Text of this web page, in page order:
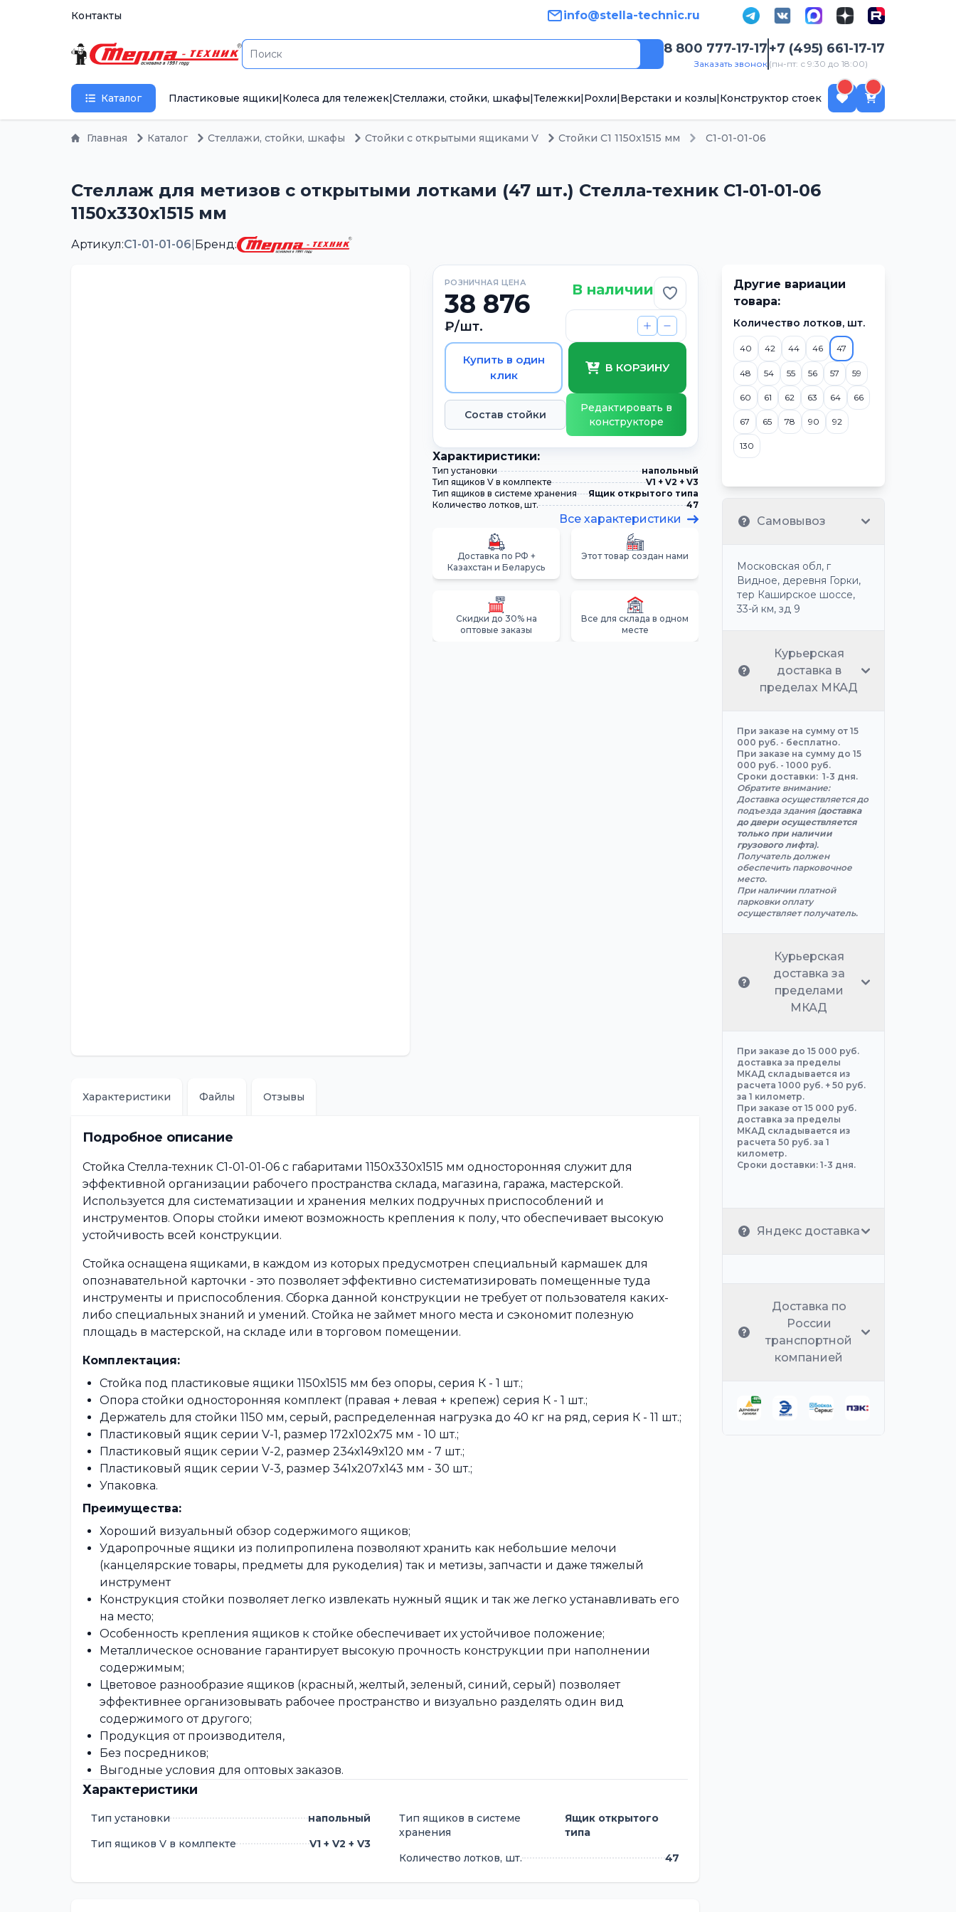
Контакты info@stella-technic.ru
8 800 777-17-17
Заказать звонок
+7 (495) 661-17-17
(пн-пт: с 9:30 до 18:00)
Каталог Пластиковые ящики|Колеса для тележек|Стеллажи, стойки, шкафы|Тележки|Рохли|Верстаки и козлы|Конструктор стоек
Главная Каталог Стеллажи, стойки, шкафы Стойки с открытыми ящиками V Стойки С1 1150х1515 мм С1-01-01-06
Стеллаж для метизов с открытыми лотками (47 шт.) Стелла-техник С1-01-01-06
1150х330х1515 мм
Артикул:С1-01-01-06 Бренд:
РОЗНИЧНАЯ ЦЕНА
38 876
₽/шт.
В наличии Добавить в избранное
Купить в один
клик
В КОРЗИНУ
Состав стойки
Редактировать в
конструкторе
Xарактиристики:
Тип установки
напольный
Тип ящиков V в комлпекте
V1 + V2 + V3
Тип ящиков в системе хранения
Ящик открытого типа
Количество лотков, шт.
47
Все характеристики
Доставка по РФ +
Казахстан и Беларусь
Этот товар создан нами
Скидки до 30% на
оптовые заказы
Все для склада в одном
месте
Характеристики Файлы Отзывы
Подробное описание
Стойка Стелла-техник С1-01-01-06 с габаритами 1150х330х1515 мм односторонняя служит для
эффективной организации рабочего пространства склада, магазина, гаража, мастерской.
Используется для систематизации и хранения мелких подручных приспособлений и
инструментов. Опоры стойки имеют возможность крепления к полу, что обеспечивает высокую
устойчивость всей конструкции.
Стойка оснащена ящиками, в каждом из которых предусмотрен специальный кармашек для
опознавательной карточки - это позволяет эффективно систематизировать помещенные туда
инструменты и приспособления. Сборка данной конструкции не требует от пользователя каких-
либо специальных знаний и умений. Стойка не займет много места и сэкономит полезную
площадь в мастерской, на складе или в торговом помещении.
Комплектация:
Стойка под пластиковые ящики 1150х1515 мм без опоры, серия К - 1 шт.;
Опора стойки односторонняя комплект (правая + левая + крепеж) серия К - 1 шт.;
Держатель для стойки 1150 мм, серый, распределенная нагрузка до 40 кг на ряд, серия К - 11 шт.;
Пластиковый ящик серии V-1, размер 172х102х75 мм - 10 шт.;
Пластиковый ящик серии V-2, размер 234х149х120 мм - 7 шт.;
Пластиковый ящик серии V-3, размер 341х207х143 мм - 30 шт.;
Упаковка.
Преимущества:
Хороший визуальный обзор содержимого ящиков;
Ударопрочные ящики из полипропилена позволяют хранить как небольшие мелочи
(канцелярские товары, предметы для рукоделия) так и метизы, запчасти и даже тяжелый
инструмент
Конструкция стойки позволяет легко извлекать нужный ящик и так же легко устанавливать его
на место;
Особенность крепления ящиков к стойке обеспечивает их устойчивое положение;
Металлическое основание гарантирует высокую прочность конструкции при наполнении
содержимым;
Цветовое разнообразие ящиков (красный, желтый, зеленый, синий, серый) позволяет
эффективнее организовывать рабочее пространство и визуально разделять один вид
содержимого от другого;
Продукция от производителя,
Без посредников;
Выгодные условия для оптовых заказов.
Характеристики
Тип установки
напольный
Тип ящиков V в комлпекте
V1 + V2 + V3
Тип ящиков в системе
хранения
Ящик открытого
типа
Количество лотков, шт.
47
Другие вариации
товара:
Количество лотков, шт.
40 42 44 46 47
48 54 55 56 57 59
60 61 62 63 64 66
67 65 78 90 92
130
Самовывоз
Московская обл, г
Видное, деревня Горки,
тер Каширское шоссе,
33-й км, зд 9
Курьерская
доставка в
пределах МКАД
При заказе на сумму от 15
000 руб. - бесплатно.
При заказе на сумму до 15
000 руб. - 1000 руб.
Сроки доставки: 1-3 дня.
Обратите внимание:
Доставка осуществляется до
подъезда здания (доставка
до двери осуществляется
только при наличии
грузового лифта).
Получатель должен
обеспечить парковочное
место.
При наличии платной
парковки оплату
осуществляет получатель.
Курьерская
доставка за
пределами
МКАД
При заказе до 15 000 руб.
доставка за пределы
МКАД складывается из
расчета 1000 руб. + 50 руб.
за 1 километр.
При заказе от 15 000 руб.
доставка за пределы
МКАД складывается из
расчета 50 руб. за 1
километр.
Сроки доставки: 1-3 дня.
Яндекс доставка
Доставка по
России
транспортной
компанией